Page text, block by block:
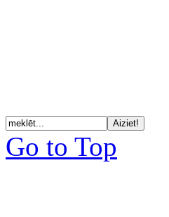
Go to Top